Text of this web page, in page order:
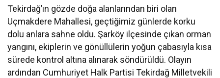
Tekirdağ’ın gözde doğa alanlarından biri olan
Uçmakdere Mahallesi, geçtiğimiz günlerde korku
dolu anlara sahne oldu. Şarköy ilçesinde çıkan orman
yangını, ekiplerin ve gönüllülerin yoğun çabasıyla kısa
sürede kontrol altına alınarak söndürüldü. Olayın
ardından Cumhuriyet Halk Partisi Tekirdağ Milletvekili